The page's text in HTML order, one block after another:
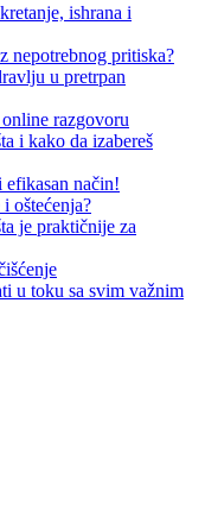
ishrana i
nepotrebnog pritiska?
u pretrpan
razgovoru
i kako da izabereš
efikasan način!
oštećenja?
je praktičnije za
u toku sa svim važnim